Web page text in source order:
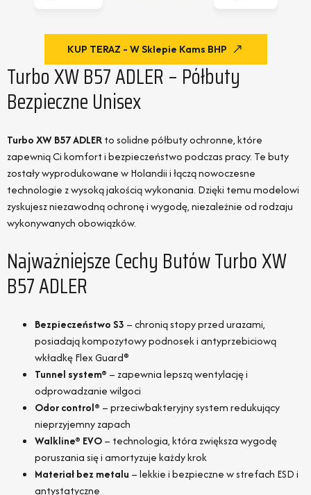
KUP TERAZ - W Sklepie Kams BHP
Turbo XW B57 ADLER – Półbuty
Bezpieczne Unisex
Turbo XW B57 ADLERto solidne półbuty ochronne, które
zapewnią Ci komfort i bezpieczeństwo podczas pracy. Te buty
zostały wyprodukowane w Holandii i łączą nowoczesne
technologie z wysoką jakością wykonania. Dzięki temu modelowi
zyskujesz niezawodną ochronę i wygodę, niezależnie od rodzaju
wykonywanych obowiązków.
Najważniejsze Cechy Butów Turbo XW
B57 ADLER
Bezpieczeństwo S3 – chronią stopy przed urazami,
posiadają kompozytowy podnosek i antyprzebiciową
wkładkę Flex Guard®
Tunnel system® – zapewnia lepszą wentylację i
odprowadzanie wilgoci
Odor control® – przeciwbakteryjny system redukujący
nieprzyjemny zapach
Walkline® EVO– technologia, która zwiększa wygodę
poruszania się i amortyzuje każdy krok
Materiał bez metalu – lekkie i bezpieczne w strefach ESD i
antystatyczne